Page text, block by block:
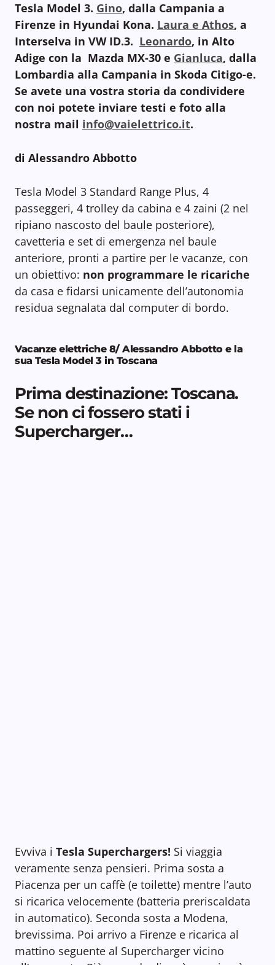
Tesla Model 3. Gino, dalla Campania a
Firenze in Hyundai Kona. Laura e Athos, a
Interselva in VW ID.3. Leonardo, in Alto
Adige con la Mazda MX-30 e Gianluca, dalla
Lombardia alla Campania in Skoda Citigo-e.
Se avete una vostra storia da condividere
con noi potete inviare testi e foto alla
nostra mail info@vaielettrico.it.
di Alessandro Abbotto
Tesla Model 3 Standard Range Plus, 4
passeggeri, 4 trolley da cabina e 4 zaini (2 nel
ripiano nascosto del baule posteriore),
cavetteria e set di emergenza nel baule
anteriore, pronti a partire per le vacanze, con
un obiettivo: non programmare le ricariche
da casa e fidarsi unicamente dell’autonomia
residua segnalata dal computer di bordo.
Vacanze elettriche 8/ Alessandro Abbotto e la
sua Tesla Model 3 in Toscana
Prima destinazione: Toscana.
Se non ci fossero stati i
Supercharger…
Evviva i Tesla Superchargers! Si viaggia
veramente senza pensieri. Prima sosta a
Piacenza per un caffè (e toilette) mentre l’auto
si ricarica velocemente (batteria preriscaldata
in automatico). Seconda sosta a Modena,
brevissima. Poi arrivo a Firenze e ricarica al
mattino seguente al Supercharger vicino